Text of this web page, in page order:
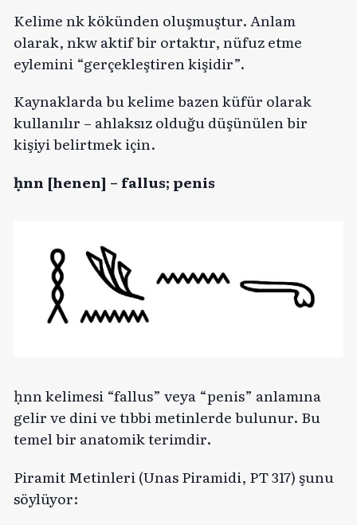
Kelime nk kökünden oluşmuştur. Anlam
olarak, nkw aktif bir ortaktır, nüfuz etme
eylemini “gerçekleştiren kişidir”.
Kaynaklarda bu kelime bazen küfür olarak
kullanılır – ahlaksız olduğu düşünülen bir
kişiyi belirtmek için.
ḥnn [henen] – fallus; penis
ḥnn kelimesi “fallus” veya “penis” anlamına
gelir ve dini ve tıbbi metinlerde bulunur. Bu
temel bir anatomik terimdir.
Piramit Metinleri (Unas Piramidi, PT 317) şunu
söylüyor: